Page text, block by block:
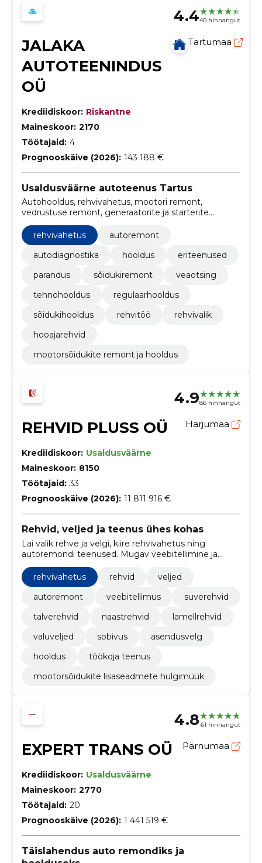
4.440 hinnangut
JALAKA
AUTOTEENINDUS
OÜ
Tartumaa
Krediidiskoor: Riskantne
Maineskoor: 2170
Töötajaid: 4
Prognooskäive (2026): 143 188 €
Usaldusväärne autoteenus Tartus
Autohooldus, rehvivahetus, mootori remont,
vedrustuse remont, generaatorite ja starterite
remont ja vahetus, kliimaseadmete hooldus ja
remont, elektritööd, chip-tuuning Tartus — kõik ühes
kohas!
rehvivahetus
autoremont
autodiagnostika
hooldus
eriteenused
parandus
sõidukiremont
veaotsing
tehnohooldus
regulaarhooldus
sõidukihooldus
rehvitöö
rehvivalik
hooajarehvid
mootorsõidukite remont ja hooldus
4.986 hinnangut
REHVID PLUSS OÜ Harjumaa
Krediidiskoor: Usaldusväärne
Maineskoor: 8150
Töötajaid: 33
Prognooskäive (2026): 11 811 916 €
Rehvid, veljed ja teenus ühes kohas
Lai valik rehve ja velgi, kiire rehvivahetus ning
autoremondi teenused. Mugav veebitellimine ja
kohaletoimetamine üle Eesti.
rehvivahetus
rehvid
veljed
autoremont
veebitellimus
suverehvid
talverehvid
naastrehvid
lamellrehvid
valuveljed
sobivus
asendusvelg
hooldus
töökoja teenus
mootorsõidukite lisaseadmete hulgimüük
4.8 61 hinnangut
EXPERT TRANS OÜ Pärnumaa
Krediidiskoor: Usaldusväärne
Maineskoor: 2770
Töötajaid: 20
Prognooskäive (2026): 1 441 519 €
Täislahendus auto remondiks ja